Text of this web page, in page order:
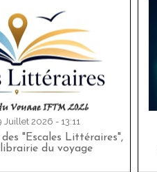
Juillet 2026 - 13:11
"Escales Littéraires",
du voyage